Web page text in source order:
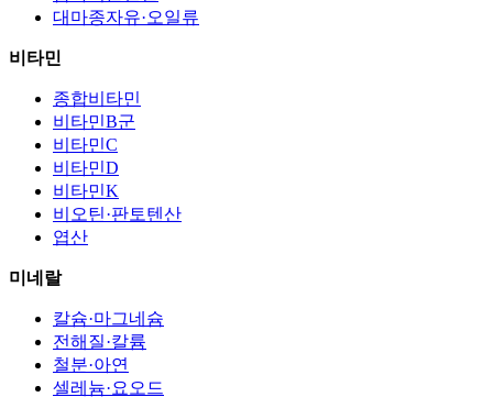
대마종자유·오일류
비타민
종합비타민
비타민B군
비타민C
비타민D
비타민K
비오틴·판토텐산
엽산
미네랄
칼슘·마그네슘
전해질·칼륨
철분·아연
셀레늄·요오드